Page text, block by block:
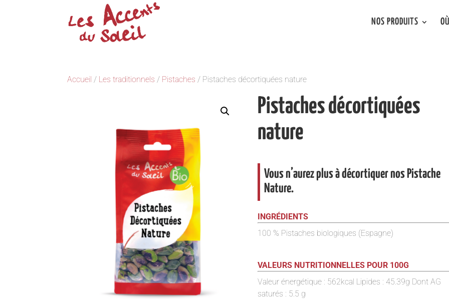
NOS PRODUITS
Accueil / Les traditionnels / Pistaches / Pistaches décortiquées nature
Pistaches décortiquées
nature
Vous n’aurez plus à décortiquer nos Pistache
Nature.
INGRÉDIENTS
100 % Pistaches biologiques (Espagne)
VALEURS NUTRITIONNELLES POUR 100G
Valeur énergétique : 562kcal Lipides : 45.39g Dont AG
saturés : 5.5 g